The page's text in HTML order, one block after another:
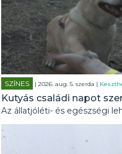
SZÍNES | 2026. aug. 5. szerda |
Kutyás családi napot
Az állatjóléti- és egészségi